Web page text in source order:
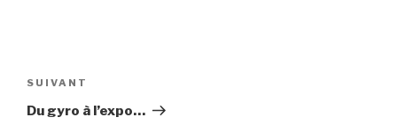
de
l’article
Article
suivant
SUIVANT
Du gyro à l’expo…